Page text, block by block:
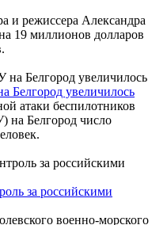
и режиссера Александра
19 миллионов долларов
Белгород увеличилось
атаки беспилотников
Белгород число
за российскими
военно-морского